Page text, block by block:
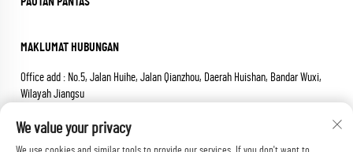
MAKLUMAT HUBUNGAN
Office add : No.5, Jalan Huihe, Jalan Qianzhou, Daerah Huishan, Bandar Wuxi,
Wilayah Jiangsu
Tel: +86-18652826331
We value your privacy